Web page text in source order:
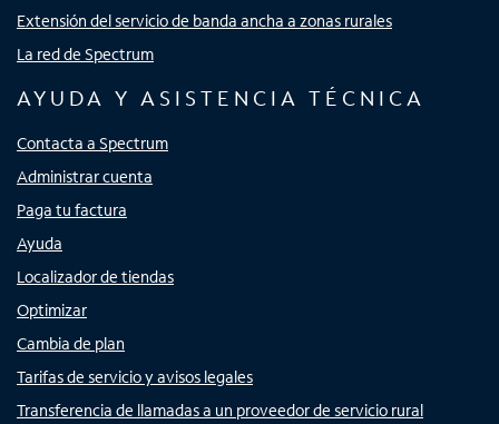
Extensión del servicio de banda ancha a zonas rurales
La red de Spectrum
AYUDA Y ASISTENCIA TÉCNICA
Contacta a Spectrum
Administrar cuenta
Paga tu factura
Ayuda
Localizador de tiendas
Optimizar
Cambia de plan
Tarifas de servicio y avisos legales
Transferencia de llamadas a un proveedor de servicio rural